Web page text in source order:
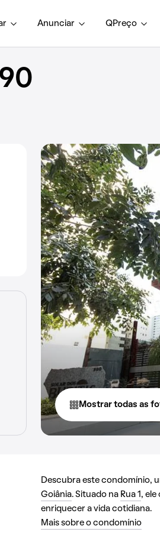
Anunciar QPreço
Mostrar todas as
Descubra este condomínio,
Goiânia. Situado na Rua 1 , ele
enriquecer a vida cotidiana.
Mais sobre o condomínio